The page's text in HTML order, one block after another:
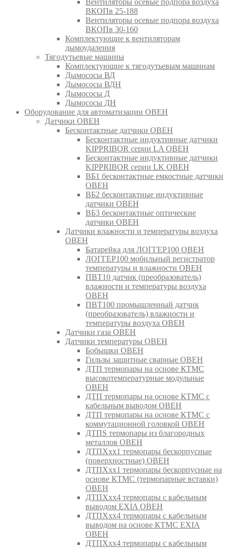
Вентиляторы осевые подпора воздуха
ВКОПв 25-188
Вентиляторы осевые подпора воздуха
ВКОПв 30-160
Комплектующие к вентиляторам
дымоудаления
Тягодутьевые машины
Комплектующие к тягодутьевым машинам
Дымососы ВД
Дымососы ВДН
Дымососы Д
Дымососы ДН
Оборудование для автоматизации ОВЕН
Датчики ОВЕН
Бесконтактные датчики ОВЕН
Бесконтактные индуктивные датчики
KIPPRIBOR серии LA ОВЕН
Бесконтактные индуктивные датчики
KIPPRIBOR серии LK ОВЕН
ВБ1 бесконтактные емкостные датчики
ОВЕН
ВБ2 бесконтактные индуктивные
датчики ОВЕН
ВБ3 бесконтактные оптические
датчики ОВЕН
Датчики влажности и температуры воздуха
ОВЕН
Батарейка для ЛОГГЕР100 ОВЕН
ЛОГГЕР100 мобильный регистратор
температуры и влажности ОВЕН
ПВТ10 датчик (преобразователь)
влажности и температуры воздуха
ОВЕН
ПВТ100 промышленный датчик
(преобразователь) влажности и
температуры воздуха ОВЕН
Датчики газа ОВЕН
Датчики температуры ОВЕН
Бобышки ОВЕН
Гильзы защитные сварные ОВЕН
ДТП термопары на основе КТМС
высокотемпературные модульные
ОВЕН
ДТП термопары на основе КТМС с
кабельным выводом ОВЕН
ДТП термопары на основе КТМС с
коммутационной головкой ОВЕН
ДТПS термопары из благородных
металлов ОВЕН
ДТПХхх1 термопары бескорпусные
(поверхностные) ОВЕН
ДТПХхх1 термопары бескорпусные на
основе КТМС (термопарные вставки)
ОВЕН
ДТПХхх4 термопары с кабельным
выводом EXIA ОВЕН
ДТПХхх4 термопары с кабельным
выводом на основе КТМС EXIA
ОВЕН
ДТПХхх4 термопары с кабельным